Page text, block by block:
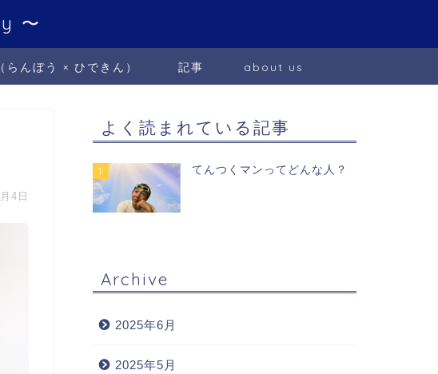
〜
んぼう × ひできん） 記事 about us
4日
よく読まれている記事
1 てんつくマンってどんな人？
Archive
2025年6月
2025年5月